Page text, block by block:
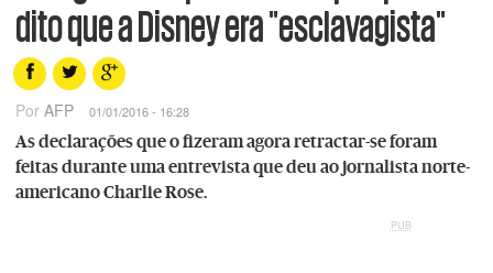
dito que a Disney era "esclavagista"
PorAFP 01/01/2016 - 16:28
As declarações que o fizeram agora retractar-se foram
feitas durante uma entrevista que deu ao jornalista norte-
americano Charlie Rose.
PUB